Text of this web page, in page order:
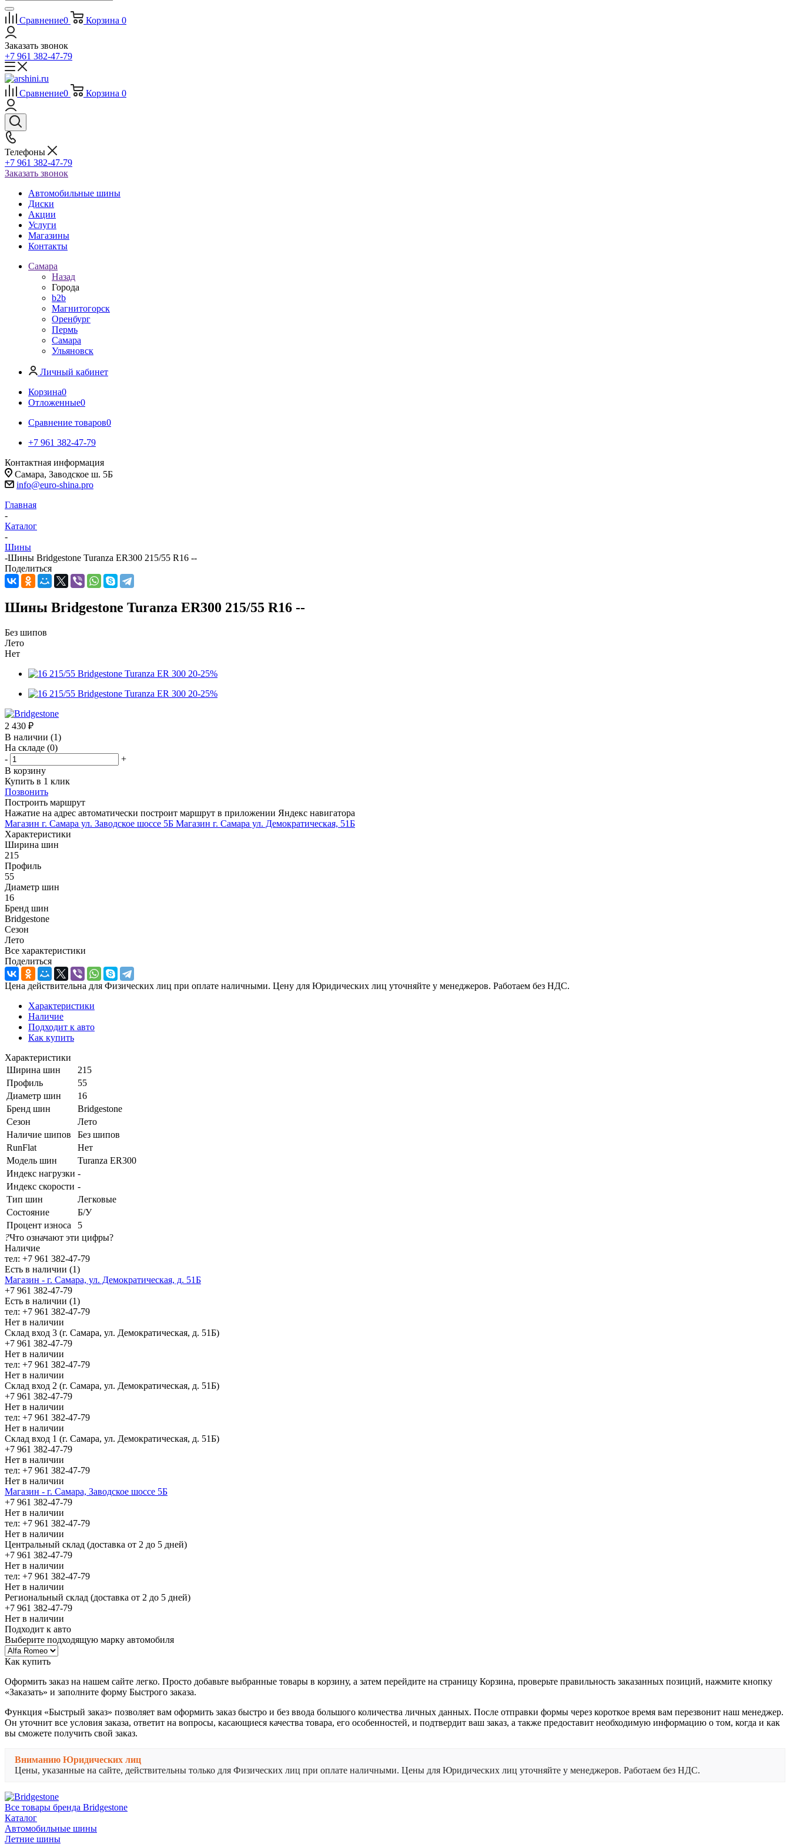
Сравнение0 Корзина 0
Заказать звонок
+7 961 382-47-79
Сравнение0 Корзина 0
Телефоны
+7 961 382-47-79
Заказать звонок
Автомобильные шины
Диски
Акции
Услуги
Магазины
Контакты
Самара
Назад
Города
b2b
Магнитогорск
Оренбург
Пермь
Самара
Ульяновск
Личный кабинет
Корзина0
Отложенные0
Сравнение товаров0
+7 961 382-47-79
Контактная информация
Самара, Заводское ш. 5Б
info@euro-shina.pro
Главная
-
Каталог
-
Шины
-Шины Bridgestone Turanza ER300 215/55 R16 --
Поделиться
Шины Bridgestone Turanza ER300 215/55 R16 --
Без шипов
Лето
Нет
2 430 ₽
В наличии (1)
На складе (0)
-
+
В корзину
Купить в 1 клик
Позвонить
Построить маршрут
Нажатие на адрес автоматически построит маршрут в приложении Яндекс навигатора
Магазин г. Самара ул. Заводское шоссе 5Б Магазин г. Самара ул. Демократическая, 51Б
Характеристики
Ширина шин
215
Профиль
55
Диаметр шин
16
Бренд шин
Bridgestone
Сезон
Лето
Все характеристики
Поделиться
Цена действительна для Физических лиц при оплате наличными. Цену для Юридических лиц уточняйте у менеджеров. Работаем без НДС.
Характеристики
Наличие
Подходит к авто
Как купить
Характеристики
Ширина шин
215
Профиль
55
Диаметр шин
16
Бренд шин
Bridgestone
Сезон
Лето
Наличие шипов
Без шипов
RunFlat
Нет
Модель шин
Turanza ER300
Индекс нагрузки -
Индекс скорости -
Тип шин
Легковые
Состояние
Б/У
Процент износа
5
?Что означают эти цифры?
Наличие
тел: +7 961 382-47-79
Есть в наличии (1)
Магазин - г. Самара, ул. Демократическая, д. 51Б
+7 961 382-47-79
Есть в наличии (1)
тел: +7 961 382-47-79
Нет в наличии
Склад вход 3 (г. Самара, ул. Демократическая, д. 51Б)
+7 961 382-47-79
Нет в наличии
тел: +7 961 382-47-79
Нет в наличии
Склад вход 2 (г. Самара, ул. Демократическая, д. 51Б)
+7 961 382-47-79
Нет в наличии
тел: +7 961 382-47-79
Нет в наличии
Склад вход 1 (г. Самара, ул. Демократическая, д. 51Б)
+7 961 382-47-79
Нет в наличии
тел: +7 961 382-47-79
Нет в наличии
Магазин - г. Самара, Заводское шоссе 5Б
+7 961 382-47-79
Нет в наличии
тел: +7 961 382-47-79
Нет в наличии
Центральный склад (доставка от 2 до 5 дней)
+7 961 382-47-79
Нет в наличии
тел: +7 961 382-47-79
Нет в наличии
Региональный склад (доставка от 2 до 5 дней)
+7 961 382-47-79
Нет в наличии
Подходит к авто
Выберите подходящую марку автомобиля
Как купить
Оформить заказ на нашем сайте легко. Просто добавьте выбранные товары в корзину, а затем перейдите на страницу Корзина, проверьте правильность заказанных позиций, нажмите кнопку
«Заказать» и заполните форму Быстрого заказа.
Функция «Быстрый заказ» позволяет вам оформить заказ быстро и без ввода большого количества личных данных. После отправки формы через короткое время вам перезвонит наш менеджер.
Он уточнит все условия заказа, ответит на вопросы, касающиеся качества товара, его особенностей, и подтвердит ваш заказ, а также предоставит необходимую информацию о том, когда и как
вы сможете получить свой заказ.
Вниманию Юридических лиц
Цены, указанные на сайте, действительны только для Физических лиц при оплате наличными. Цены для Юридических лиц уточняйте у менеджеров. Работаем без НДС.
Все товары бренда Bridgestone
Каталог
Автомобильные шины
Летние шины